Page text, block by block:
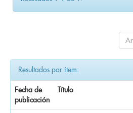
Resultados por ítem:
Fecha de
publicación
Título